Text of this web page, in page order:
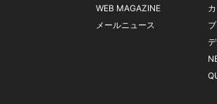
WEB MAGAZINE
メールニュース